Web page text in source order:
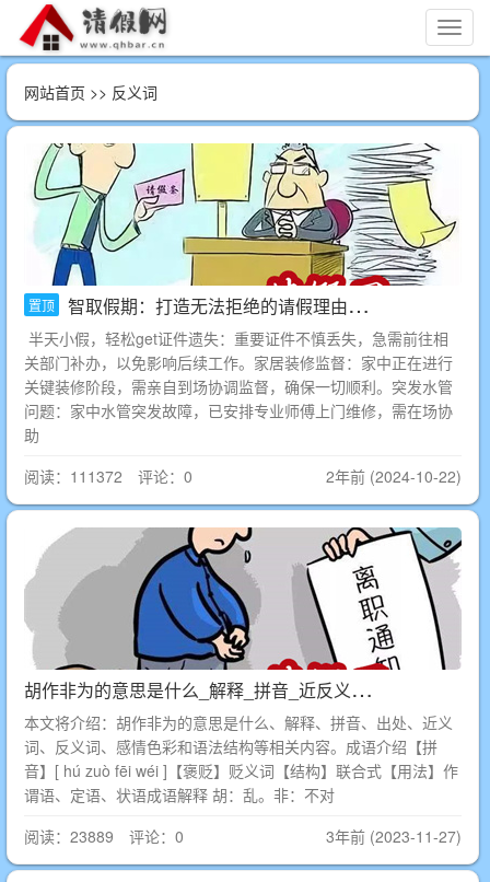
切
换
网站首页 >> 反义词
置顶 智取假期：打造无法拒绝的请假理由大全
半天小假，轻松get证件遗失：重要证件不慎丢失，急需前往相
关部门补办，以免影响后续工作。家居装修监督：家中正在进行
关键装修阶段，需亲自到场协调监督，确保一切顺利。突发水管
问题：家中水管突发故障，已安排专业师傅上门维修，需在场协
助
阅读：111372 评论：0
2年前 (2024-10-22)
胡
作非为的意思是什么_解释_拼音_近反义词_出处
本文将介绍：胡作非为的意思是什么、解释、拼音、出处、近义
词、反义词、感情色彩和语法结构等相关内容。成语介绍【拼
音】[ hú zuò fēi wéi ]【褒贬】贬义词【结构】联合式【用法】作
谓语、定语、状语成语解释 胡：乱。非：不对
阅读：23889 评论：0
3年前 (2023-11-27)